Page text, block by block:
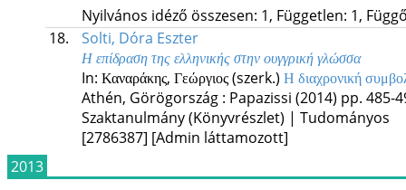
Nyilvános idéző összesen: 1, Független: 1,
18.
Solti, Dóra Eszter
Η επίδραση της ελληνικής στην ουγγρική γλώσσα
In: Καναράκης, Γεώργιος (szerk.) Η διαχρονική
Athén, Görögország : Papazissi (2014) pp. 485-
Szaktanulmány (Könyvrészlet) | Tudományos
[2786387] [Admin láttamozott]
2013